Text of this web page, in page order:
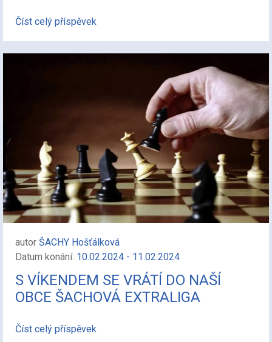
Číst celý příspěvek
autor ŠACHY Hošťálková
Datum konání: 10.02.2024 - 11.02.2024
S VÍKENDEM SE VRÁTÍ DO NAŠÍ
OBCE ŠACHOVÁ EXTRALIGA
Číst celý příspěvek